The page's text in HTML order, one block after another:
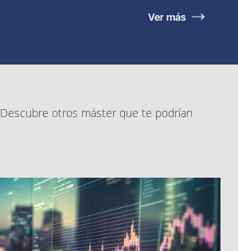
Ver más
Descubre otros máster que te podrían